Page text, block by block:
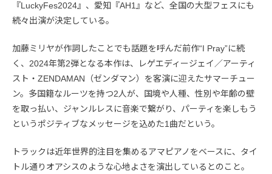
『LuckyFes2024』、愛知『AH1』など、全国の大型フェスにも
続々出演が決定している。
加藤ミリヤが作詞したことでも話題を呼んだ前作“I Pray”に続
く、2024年第2弾となる本作は、レゲエディージェイ／アーティ
スト・ZENDAMAN（ゼンダマン）を客演に迎えたサマーチュー
ン。多国籍なルーツを持つ2人が、国境や人種、性別や年齢の壁
を取っ払い、ジャンルレスに音楽で繋がり、パーティを楽しもう
というポジティブなメッセージを込めた1曲だという。
トラックは近年世界的注目を集めるアマピアノをベースに、タイ
トル通りオアシスのような心地よさを演出しているとのこと。